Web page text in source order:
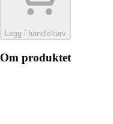
Legg i handlekurv
Om produktet